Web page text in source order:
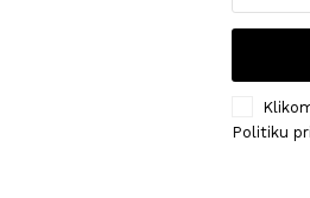
Politiku